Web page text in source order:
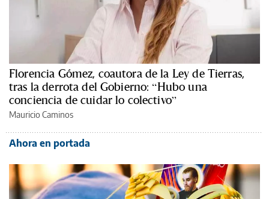
Florencia Gómez, coautora de la Ley de Tierras,
tras la derrota del Gobierno: “Hubo una
conciencia de cuidar lo colectivo”
Mauricio Caminos
Ahora en portada